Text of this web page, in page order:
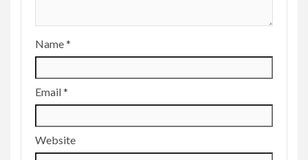
Name*
Email*
Website